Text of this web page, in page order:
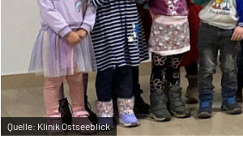
Quelle: Klinik Ostseeblick